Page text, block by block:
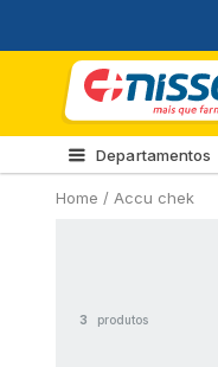
Departamentos
Home / Accu chek
3 produtos